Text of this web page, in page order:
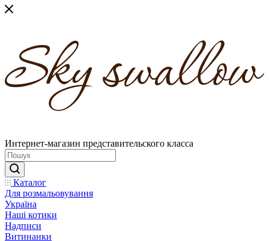
Интернет-магазин представительского класса
Каталог
Для розмальовування
Україна
Наші котики
Надписи
Витинанки